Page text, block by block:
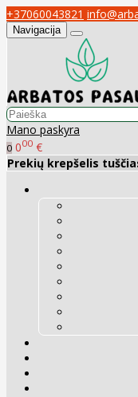
+37060043821
Navigacija
Mano paskyra
0 000 €
Prekių krepšelis